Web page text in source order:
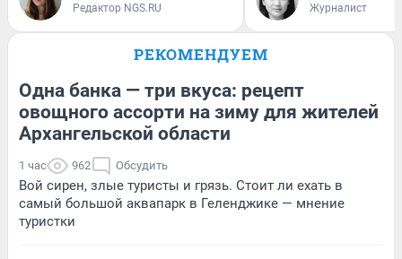
Редактор NGS.RU Журналист
РЕКОМЕНДУЕМ
Одна банка — три вкуса: рецепт
овощного ассорти на зиму для жителей
Архангельской области
1 час 962 Обсудить
Вой сирен, злые туристы и грязь. Стоит ли ехать в
самый большой аквапарк в Геленджике — мнение
туристки